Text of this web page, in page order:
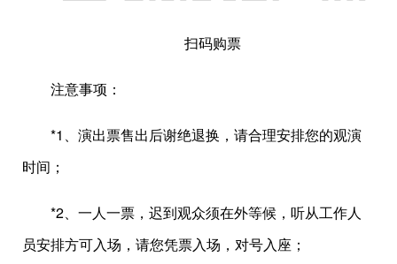
扫码购票
注意事项：
*1、演出票售出后谢绝退换，请合理安排您的观演
时间；
*2、一人一票，迟到观众须在外等候，听从工作人
员安排方可入场，请您凭票入场，对号入座；